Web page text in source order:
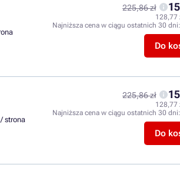
225,86 zł
128,77
Najniższa cena w ciągu ostatnich 30 dni:
Do
strona
225,86 zł
128,77
Najniższa cena w ciągu ostatnich 30 dni:
Do